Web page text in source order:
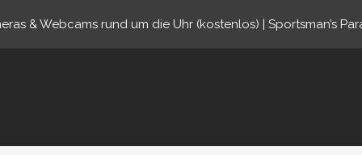
& Webcams rund um die Uhr (kostenlos) | Sportsman’s